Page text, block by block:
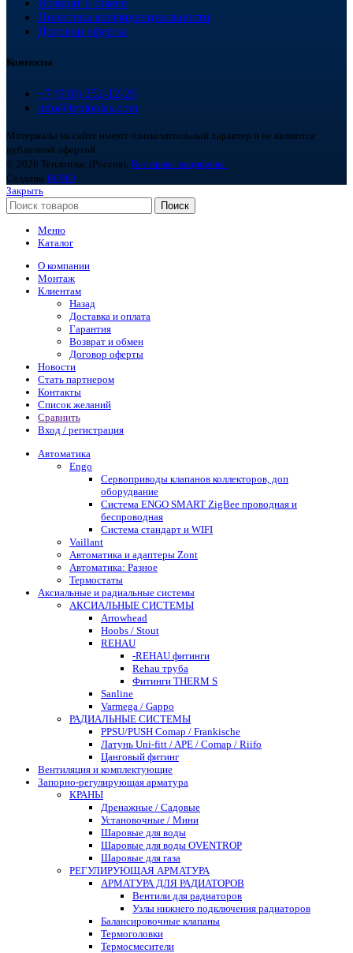
Возврат и обмен
Политика конфиденциальности
Договор оферты
Контакты
+7 (918) 252-12-26
info@teploplas.com
Материалы на сайте имеют ознакомительный характер и не являются
публичной офертой.
© 2026 Теплоплас (Россия). Все права защищены.
Создано BOND
Закрыть
Поиск
Меню
Каталог
О компании
Монтаж
Клиентам
Назад
Доставка и оплата
Гарантия
Возврат и обмен
Договор оферты
Новости
Стать партнером
Контакты
Список желаний
Сравнить
Вход / регистрация
Автоматика
Engo
Сервоприводы клапанов коллекторов, доп
оборудвание
Система ENGO SMART ZigBee проводная и
беспроводная
Система стандарт и WIFI
Vaillant
Автоматика и адаптеры Zont
Автоматика: Разное
Термостаты
Аксиальные и радиальные системы
АКСИАЛЬНЫЕ СИСТЕМЫ
Arrowhead
Hoobs / Stout
REHAU
-REHAU фитинги
Rehau труба
Фитинги THERM S
Sanline
Varmega / Gappo
РАДИАЛЬНЫЕ СИСТЕМЫ
PPSU/PUSH Comap / Frankische
Латунь Uni-fitt / APE / Comap / Riifo
Цанговый фитинг
Вентиляция и комплектующие
Запорно-регулирующая арматура
КРАНЫ
Дренажные / Садовые
Установочные / Мини
Шаровые для воды
Шаровые для воды OVENTROP
Шаровые для газа
РЕГУЛИРУЮЩАЯ АРМАТУРА
АРМАТУРА ДЛЯ РАДИАТОРОВ
Вентили для радиаторов
Узлы нижнего подключения радиаторов
Балансировочные клапаны
Термоголовки
Термосмесители